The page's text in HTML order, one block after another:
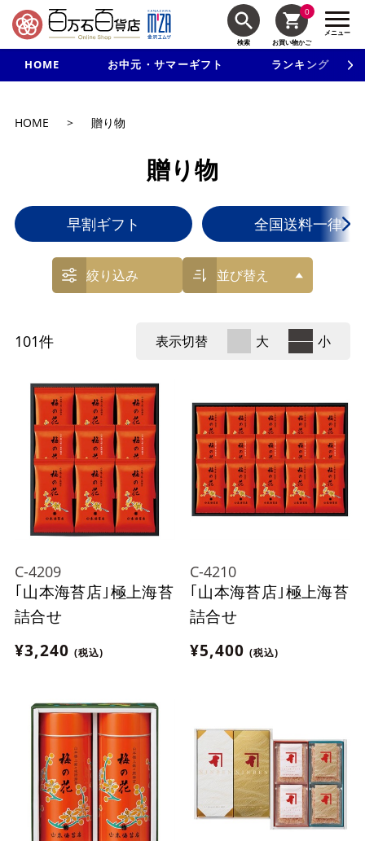
検索
0
お買い物かご
メニュー
HOME お中元・サマーギフト ランキング
新規入会で3千円以上で使える500円クーポンを進呈！
HOME > 贈り物
贈り物
早割ギフト 全国送料一律ギ
絞り込み 並び替え
101件 表示切替 大 小
C-4209
｢山本海苔店｣極上海苔
詰合せ
¥3,240 (税込)
C-4210
｢山本海苔店｣極上海苔
詰合せ
¥5,400 (税込)